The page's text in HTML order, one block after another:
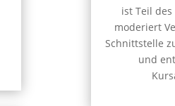
ist Teil
moderiert
Schnittstelle
und